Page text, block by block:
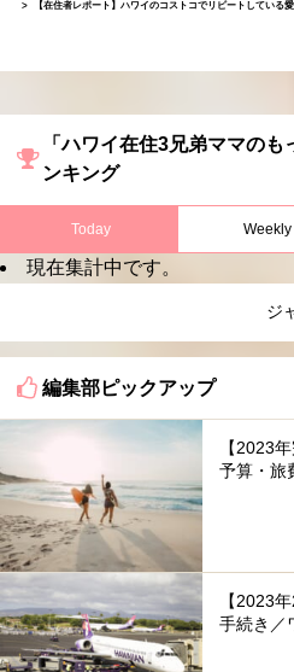
【在住者レポート】ハワイのコストコでリピートしている
「ハワイ在住3兄弟ママの
ンキング
Today Weekly
現在集計中です。
ジ
編集部ピックアップ
【2023
予算・旅
【2023
手続き／